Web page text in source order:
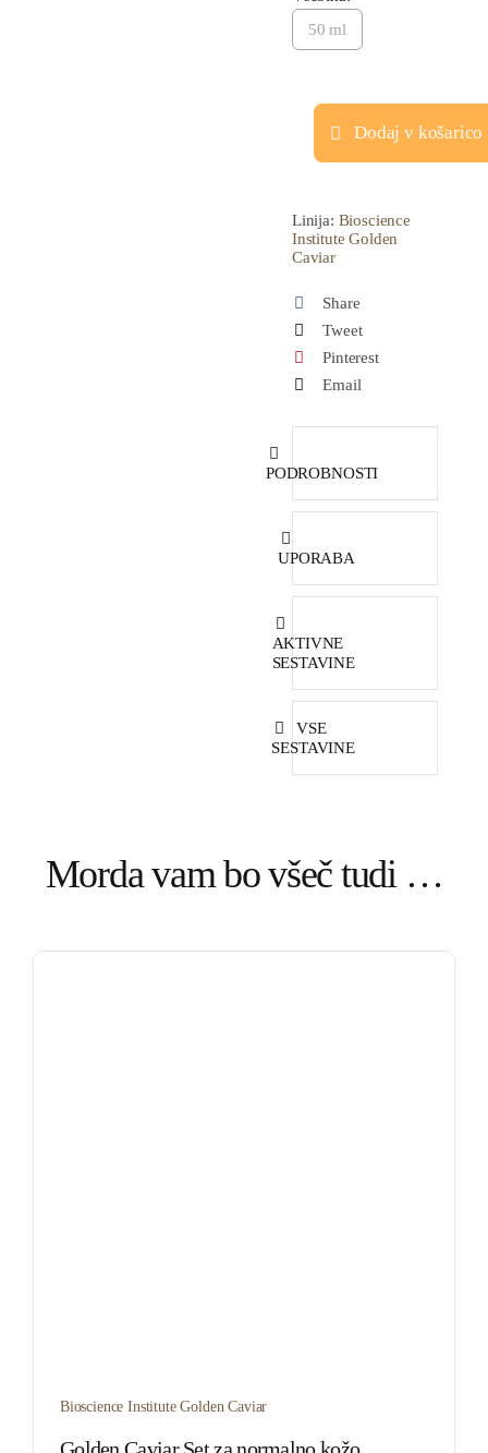
50 ml
24-
urna
količina
Dodaj v košarico
Linija: Bioscience
Institute Golden
Caviar
Share
Tweet
Pinterest
Email
PODROBNOSTI
UPORABA
AKTIVNE
SESTAVINE
VSE
SESTAVINE
Morda vam bo všeč tudi …
Bioscience Institute Golden Caviar